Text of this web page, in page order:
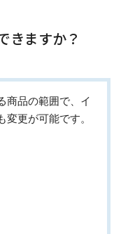
きますか？
商品の範囲で、イ
更が可能です。